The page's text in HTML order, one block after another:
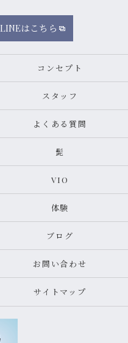
LINEはこちら
コンセプト
スタッフ
よくある質問
髭
VIO
体験
ブログ
お問い合わせ
サイトマップ